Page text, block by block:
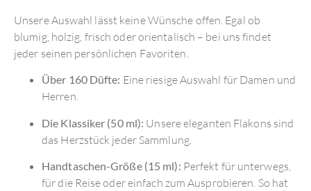
Unsere Auswahl lässt keine Wünsche offen. Egal ob
blumig, holzig, frisch oder orientalisch – bei uns findet
jeder seinen persönlichen Favoriten.
Über 160 Düfte: Eine riesige Auswahl für Damen und
Herren.
Die Klassiker (50 ml): Unsere eleganten Flakons sind
das Herzstück jeder Sammlung.
Handtaschen-Größe (15 ml): Perfekt für unterwegs,
für die Reise oder einfach zum Ausprobieren. So hat